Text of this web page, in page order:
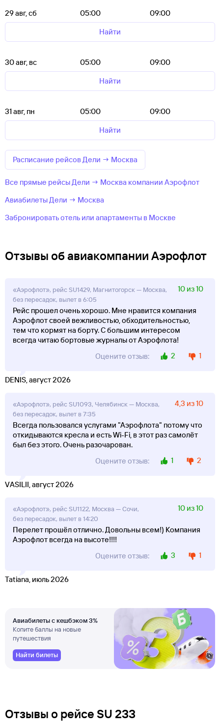
29 авг, сб 05:00
09:00
Найти
30 авг, вс 05:00
09:00
Найти
31 авг, пн 05:00
09:00
Найти
Расписание рейсов Дели → Москва
Все прямые рейсы Дели → Москва компании Аэрофлот
Авиабилеты Дели → Москва
Забронировать отель или апартаменты в Москве
Отзывы об авиакомпании Аэрофлот
«Аэрофлот», рейс SU1429, Магнитогорск — Москва,
без пересадок, вылет в 6:05
10 из 10
Рейс прошел очень хорошо. Мне нравится компания
Аэрофлот своей вежливостью, обходительностью,
тем что кормят на борту. С большим интересом
всегда читаю бортовые журналы от Аэрофлота!
Оцените отзыв:
2 1
DENIS, август 2026
«Аэрофлот», рейс SU1093, Челябинск — Москва,
без пересадок, вылет в 7:35
4,3 из 10
Всегда пользовался услугами "Аэрофлота" потому что
откидываются кресла и есть Wi-Fi, в этот раз самолёт
был без этого. Очень разочарован.
Оцените отзыв:
1 2
VASILII, август 2026
«Аэрофлот», рейс SU1122, Москва — Сочи,
без пересадок, вылет в 14:20
10 из 10
Перелет прошёл отлично. Довольны всем!) Компания
Аэрофлот всегда на высоте!!!!
Оцените отзыв:
3 1
Tatiana, июль 2026
Авиабилеты с кешбэком 3%
Копите баллы на новые
путешествия
Найти билеты
Отзывы о рейсе SU 233